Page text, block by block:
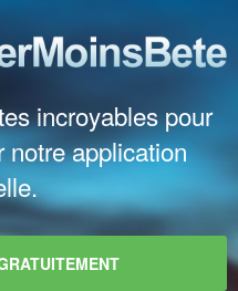
incroyables pour
notre application